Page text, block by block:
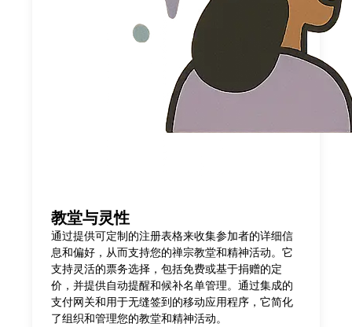
教堂与灵性
通过提供可定制的注册表格来收集参加者的详细信
息和偏好，从而支持您的禅宗教堂和精神活动。它
支持灵活的票务选择，包括免费或基于捐赠的定
价，并提供自动提醒和候补名单管理。通过集成的
支付网关和用于无缝签到的移动应用程序，它简化
了组织和管理您的教堂和精神活动。